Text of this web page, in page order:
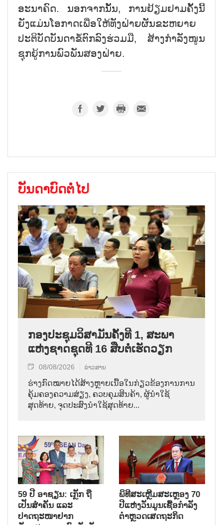
ອະນາຄົດ. ນອກຈາກນັ້ນ, ການຢ້ຽມຢາມຄັ້ງນີ້
ຍັງແມ່ນໂອກາດເພື່ອໃຫ້ທັງຝ່າຍຜັນຂະຫຍາຍ
ປະຕິບັດບັນດາຂໍ້ຕົກລົງຮ່ວມມື, ສ້າງກຳລັງໜູນ
ຊຸກຍູ້ການພົວພັນສອງຝ່າຍ.
ບັນດາບົດຕໍ່ໄປ
ກອງປະຊຸມວິສາມັນຄັ້ງທີ 1, ສະພາ
ແຫ່ງຊາດຊຸດທີ 16 ສືບຕໍ່ເຮັດວຽກ
08/08/2026 ຂ່າວສານ
ຮ່າງກົດໝາຍໄດ້ສ້າງຫຼາຍເນື້ອໃນກ່ຽວຂ້ອງການການ
ຄຸ້ມຄອງຄວາມສ່ຽງ, ຄວບຄຸມສິນຄ້າ, ຜູ້ນຳໃຊ້
ສຸດທ້າຍ, ຈຸດປະສົງນຳໃຊ້ສຸດທ້າຍ...
59 ປີ ອາຊຽນ: ເກຼັກ ຖື
ເປັນສຳຄັນ ແລະ
ປາດຖະໜາຢາກ
ພິທີສະເຫຼີມສະເຫຼອງ 70
ປີແຫ່ງວັນມູນເຊື້ອກຳລັງ
ຕຳຫຼວດເສດຖະກິດ